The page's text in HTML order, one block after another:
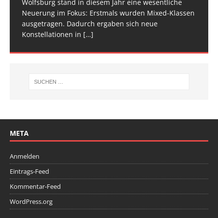
Wolfsburg stand in diesem Jahr eine wesentliche
Neuerung im Fokus: Erstmals wurden Mixed-Klassen
ausgetragen. Dadurch ergaben sich neue
Konstellationen in […]
Spitze im Trampolinturnen in Biberach an der Riß
(Baden-Württemberg) zu einem hochkarätigen
Wettkampfwochenende: Am Samstag standen die
Deutschen[…]
META
Anmelden
Eintrags-Feed
Kommentar-Feed
WordPress.org